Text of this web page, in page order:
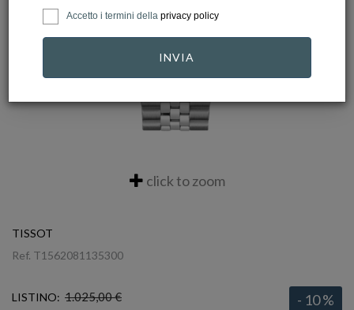
click to zoom
TISSOT
Ref. T1562081135300
LISTINO: 1.025,00 € - 10 %
Accetto i termini della privacy policy
INVIA